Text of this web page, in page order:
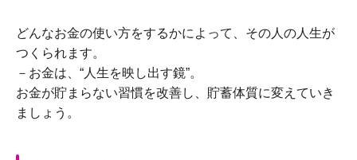
どんなお金の使い方をするかによって、その人の人生が
つくられます。
－お金は、“人生を映し出す鏡”。
お金が貯まらない習慣を改善し、貯蓄体質に変えていき
ましょう。